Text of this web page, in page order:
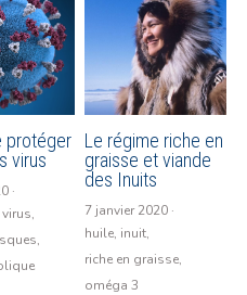
protéger
virus
·
virus,
Le régime riche en
graisse et viande
des Inuits
7 janvier 2020·
huile, inuit,
riche en graisse,
oméga 3